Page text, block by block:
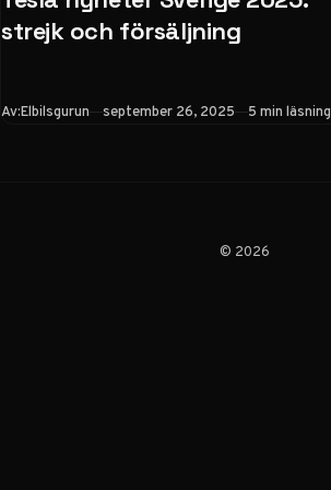
strejk och försäljning
Av:Elbilsgurun Publicerad
september 26, 2025 5 min läsning
© 2026